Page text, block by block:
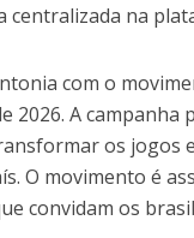
na
com o
2026. A
os jogos
O movimento é
convidam os